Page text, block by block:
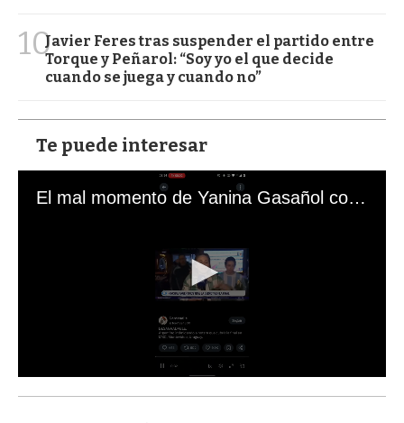
10Javier Feres tras suspender el partido entre
Torque y Peñarol: “Soy yo el que decide
cuando se juega y cuando no”
Te puede interesar
El mal momento de Yanina Gasañol con un hincha argentino en "Subrayado"
s